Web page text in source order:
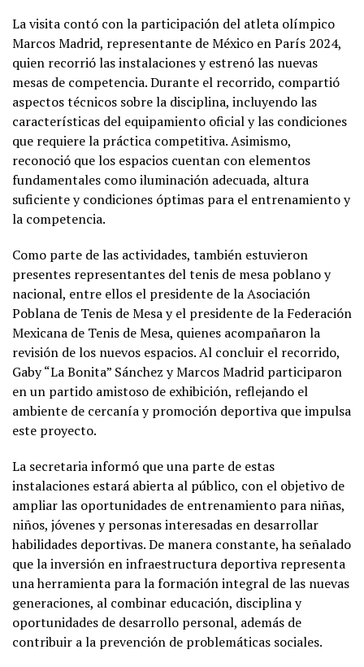
La visita contó con la participación del atleta olímpico
Marcos Madrid, representante de México en París 2024,
quien recorrió las instalaciones y estrenó las nuevas
mesas de competencia. Durante el recorrido, compartió
aspectos técnicos sobre la disciplina, incluyendo las
características del equipamiento oficial y las condiciones
que requiere la práctica competitiva. Asimismo,
reconoció que los espacios cuentan con elementos
fundamentales como iluminación adecuada, altura
suficiente y condiciones óptimas para el entrenamiento y
la competencia.
Como parte de las actividades, también estuvieron
presentes representantes del tenis de mesa poblano y
nacional, entre ellos el presidente de la Asociación
Poblana de Tenis de Mesa y el presidente de la Federación
Mexicana de Tenis de Mesa, quienes acompañaron la
revisión de los nuevos espacios. Al concluir el recorrido,
Gaby “La Bonita” Sánchez y Marcos Madrid participaron
en un partido amistoso de exhibición, reflejando el
ambiente de cercanía y promoción deportiva que impulsa
este proyecto.
La secretaria informó que una parte de estas
instalaciones estará abierta al público, con el objetivo de
ampliar las oportunidades de entrenamiento para niñas,
niños, jóvenes y personas interesadas en desarrollar
habilidades deportivas. De manera constante, ha señalado
que la inversión en infraestructura deportiva representa
una herramienta para la formación integral de las nuevas
generaciones, al combinar educación, disciplina y
oportunidades de desarrollo personal, además de
contribuir a la prevención de problemáticas sociales.